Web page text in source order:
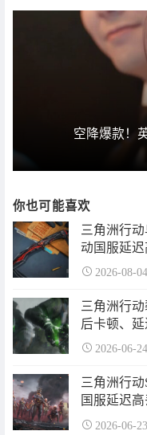
空降爆款！
你也可能喜欢
三角洲行
动国服延
2026-08-04
三角洲行
后卡顿、
2026-06-24
三角洲行动S10赛
国服延迟
2026-06-23